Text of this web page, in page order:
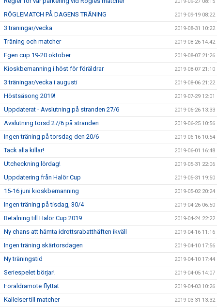
RÖGLEMATCH PÅ DAGENS TRÄNING 2019-09-19 08:22
3 träningar/vecka 2019-08-31 10:22
Träning och matcher 2019-08-26 14:42
Egen cup 19-20 oktober 2019-08-07 21:26
Kioskbemanning i höst för föräldrar 2019-08-07 21:10
3 träningar/vecka i augusti 2019-08-06 21:22
Höstsäsong 2019! 2019-07-29 12:01
Uppdaterat - Avslutning på stranden 27/6 2019-06-26 13:33
Avslutning torsd 27/6 på stranden 2019-06-25 10:56
Ingen träning på torsdag den 20/6 2019-06-16 10:54
Tack alla killar! 2019-06-01 16:48
Utcheckning lördag! 2019-05-31 22:06
Uppdatering från Halör Cup 2019-05-31 19:50
15-16 juni kioskbemanning 2019-05-02 20:24
Ingen träning på tisdag, 30/4 2019-04-26 06:50
Betalning till Halör Cup 2019 2019-04-24 22:22
Ny chans att hämta idrottsrabatthäften ikväll 2019-04-16 11:16
Ingen träning skärtorsdagen 2019-04-10 17:56
Ny träningstid 2019-04-10 17:44
Seriespelet börjar! 2019-04-05 14:07
Föräldramöte flyttat 2019-04-03 10:26
Kallelser till matcher 2019-03-31 13:32